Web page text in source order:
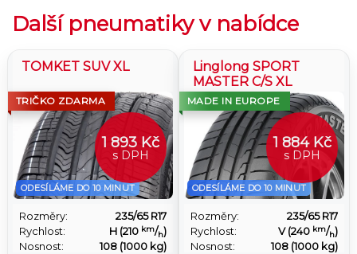
Další pneumatiky v nabídce
TOMKET SUV XL
TRIČKO ZDARMA
ODESÍLÁME DO 10 MINUT
1 893 Kč
s DPH
Rozměry:
235/65 R17
Rychlost:
H (210 km/h)
Nosnost:
108 (1000 kg)
Linglong SPORT
MASTER C/S XL
MADE IN EUROPE
ODESÍLÁME DO 10 MINUT
1 884 Kč
s DPH
Rozměry:
235/65 R17
Rychlost:
V (240 km/h)
Nosnost:
108 (1000 kg)